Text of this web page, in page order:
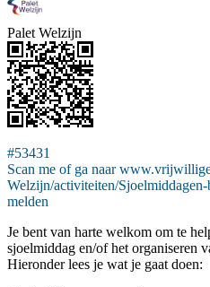
Palet Welzijn
#53431
Scan me of ga naar
Welzijn/activiteiten/
melden
Je bent van harte welkom om te
sjoelmiddag en/of het organiseren
Hieronder lees je wat je gaat doen: